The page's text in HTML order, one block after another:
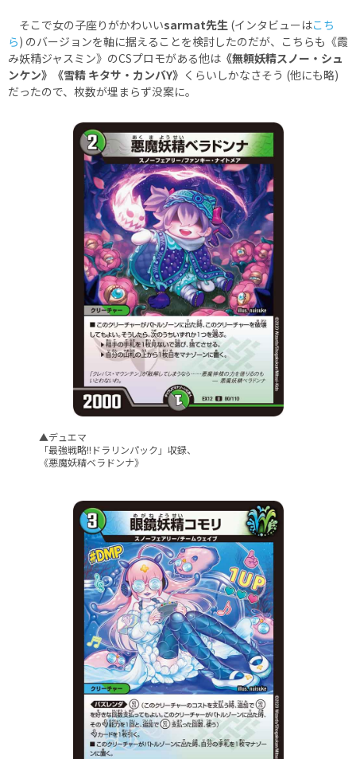
そこで女の子座りがかわいいsarmat先生 (インタビューはこち
ら) のバージョンを軸に据えることを検討したのだが、こちらも《霞
み妖精ジャスミン》のCSプロモがある他は 《無頼妖精スノー・シュ
ンケン》《雪精 キタサ・カンバY》 くらいしかなさそう (他にも略)
だったので、枚数が埋まらず没案に。
▲デュエマ
「最強戦略!!ドラリンパック」収録、
《悪魔妖精ベラドンナ》